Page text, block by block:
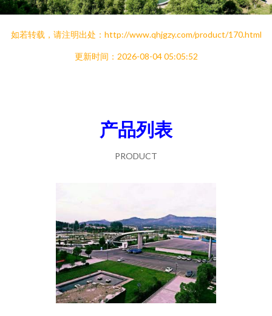
如若转载，请注明出处：http://www.qhjgzy.com/product/170.html
更新时间：2026-08-04 05:05:52
产品列表
PRODUCT